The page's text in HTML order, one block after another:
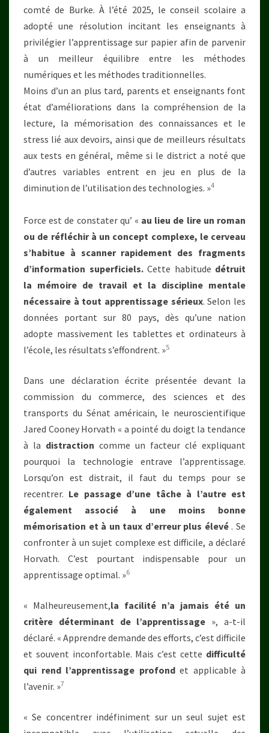
comté de Burke. À l’été 2025, le conseil scolaire a
adopté une résolution incitant les enseignants à
privilégier l’apprentissage sur papier afin de parvenir
à un meilleur équilibre entre les méthodes
numériques et les méthodes traditionnelles.
Moins d’un an plus tard, parents et enseignants font
état d’améliorations dans la compréhension de la
lecture, la mémorisation des connaissances et le
stress lié aux devoirs, ainsi que de meilleurs résultats
aux tests en général, même si le district a noté que
d’autres variables entrent en jeu en plus de la
diminution de l’utilisation des technologies. »4
Force est de constater qu’ « au lieu de lire un roman
ou de réfléchir à un concept complexe, le cerveau
s’habitue à scanner rapidement des fragments
d’information superficiels. Cette habitude détruit
la mémoire de travail et la discipline mentale
nécessaire à tout apprentissage sérieux. Selon les
données portant sur 80 pays, dès qu’une nation
adopte massivement les tablettes et ordinateurs à
l’école, les résultats s’effondrent. »5
Dans une déclaration écrite présentée devant la
commission du commerce, des sciences et des
transports du Sénat américain, le neuroscientifique
Jared Cooney Horvath « a pointé du doigt la tendance
à la distraction comme un facteur clé expliquant
pourquoi la technologie entrave l’apprentissage.
Lorsqu’on est distrait, il faut du temps pour se
recentrer. Le passage d’une tâche à l’autre est
également associé à une moins bonne
mémorisation et à un taux d’erreur plus élevé. Se
confronter à un sujet complexe est difficile, a déclaré
Horvath. C’est pourtant indispensable pour un
apprentissage optimal. »6
« Malheureusement,la facilité n’a jamais été un
critère déterminant de l’apprentissage », a-t-il
déclaré. « Apprendre demande des efforts, c’est difficile
et souvent inconfortable. Mais c’est cette difficulté
qui rend l’apprentissage profondet applicable à
l’avenir. »7
« Se concentrer indéfiniment sur un seul sujet est